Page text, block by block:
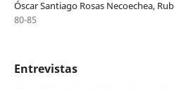
Óscar Santiago Rosas Necoechea,
80-85
Entrevistas